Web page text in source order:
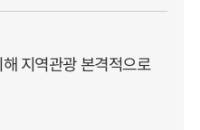
지역관광 본격적으로